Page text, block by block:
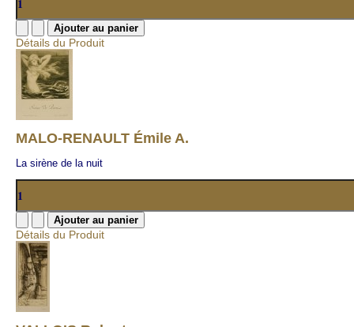
Détails du Produit
MALO-RENAULT Émile A.
La sirène de la nuit
Détails du Produit